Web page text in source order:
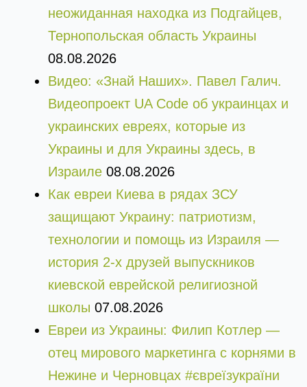
неожиданная находка из Подгайцев,
Тернопольская область Украины
08.08.2026
Видео: «Знай Наших». Павел Галич.
Видеопроект UA Code об украинцах и
украинских евреях, которые из
Украины и для Украины здесь, в
Израиле 08.08.2026
Как евреи Киева в рядах ЗСУ
защищают Украину: патриотизм,
технологии и помощь из Израиля —
история 2-х друзей выпускников
киевской еврейской религиозной
школы 07.08.2026
Евреи из Украины: Филип Котлер —
отец мирового маркетинга с корнями в
Нежине и Черновцах #євреїзукраїни